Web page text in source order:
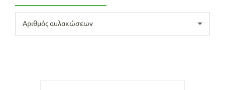
Αριθμός αυλακώσεων